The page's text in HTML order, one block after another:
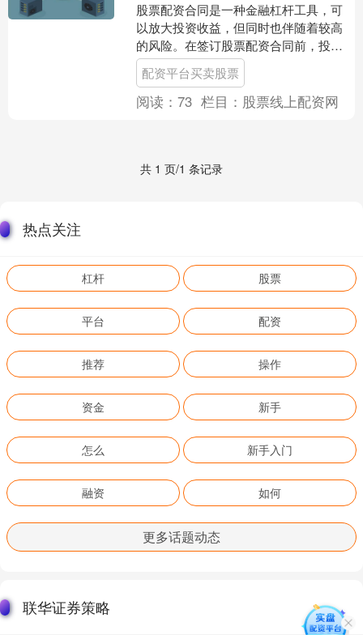
股票配资合同是一种金融杠杆工具，可
以放大投资收益，但同时也伴随着较高
的风险。在签订股票配资合同前，投资
者应充分了解以下风险提示和注意事
项： 在线股票配资平台通常....
配资平台买卖股票
阅读：73 栏目： 股票线上配资网
共 1 页/1 条记录
热点关注
杠杆 股票
平台 配资
推荐 操作
资金 新手
怎么 新手入门
融资 如何
更多话题动态
联华证券策略